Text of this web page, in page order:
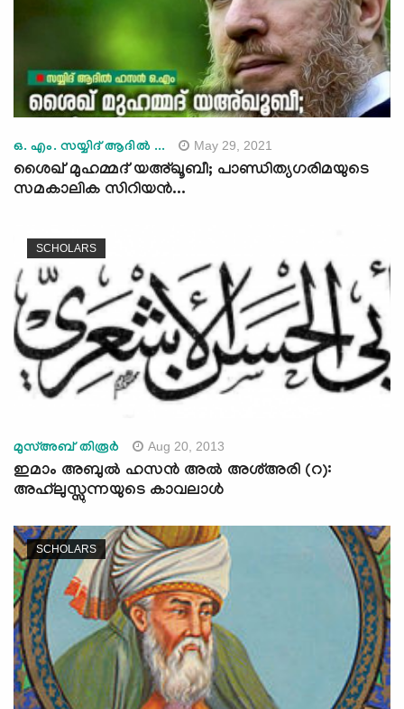
ഒ. എം. സയ്യിദ് ആദിൽ ... May 29, 2021
ശൈഖ് മുഹമ്മദ് യഅ്ഖൂബീ; പാണ്ഡിത്യഗരിമയുടെ
സമകാലിക സിറിയൻ...
SCHOLARS
മുസ്അബ് തിരൂര്‍ Aug 20, 2013
ഇമാം അബുല്‍ ഹസന്‍ അല്‍ അശ്അരി (റ):
അഹ്‌ലുസ്സുന്നയുടെ കാവലാള്‍
SCHOLARS